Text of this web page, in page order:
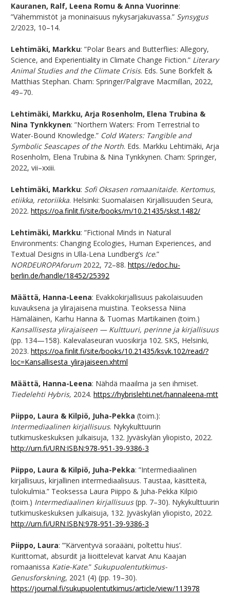
Kauranen, Ralf, Leena Romu & Anna Vuorinne:
”Vähemmistöt ja moninaisuus nykysarjakuvassa.” Synsygus
2/2023, 10–14.
Lehtimäki, Markku: ”Polar Bears and Butterflies: Allegory,
Science, and Experientiality in Climate Change Fiction.” Literary
Animal Studies and the Climate Crisis. Eds. Sune Borkfelt &
Matthias Stephan. Cham: Springer/Palgrave Macmillan, 2022,
49–70.
Lehtimäki, Markku, Arja Rosenholm, Elena Trubina &
Nina Tynkkynen: ”Northern Waters: From Terrestrial to
Water-Bound Knowledge.” Cold Waters: Tangible and
Symbolic Seascapes of the North. Eds. Markku Lehtimäki, Arja
Rosenholm, Elena Trubina & Nina Tynkkynen. Cham: Springer,
2022, vii–xxiii.
Lehtimäki, Markku: Sofi Oksasen romaanitaide. Kertomus,
etiikka, retoriikka. Helsinki: Suomalaisen Kirjallisuuden Seura,
2022. https://oa.finlit.fi/site/books/m/10.21435/skst.1482/
Lehtimäki, Markku: ”Fictional Minds in Natural
Environments: Changing Ecologies, Human Experiences, and
Textual Designs in Ulla-Lena Lundberg’s Ice.”
NORDEUROPAforum 2022, 72–88. https://edoc.hu-
berlin.de/handle/18452/25392
Määttä, Hanna-Leena: Evakkokirjallisuus pakolaisuuden
kuvauksena ja ylirajaisena muistina. Teoksessa Niina
Hämäläinen, Karhu Hanna & Tuomas Martikainen (toim.)
Kansallisesta ylirajaiseen — Kulttuuri, perinne ja kirjallisuus
(pp. 134—158). Kalevalaseuran vuosikirja 102. SKS, Helsinki,
2023. https://oa.finlit.fi/site/books/10.21435/ksvk.102/read/?
loc=Kansallisesta_ylirajaiseen.xhtml
Määttä, Hanna-Leena: Nähdä maailma ja sen ihmiset.
Tiedelehti Hybris, 2024. https://hybrislehti.net/hannaleena-mtt
Piippo, Laura & Kilpiö, Juha-Pekka (toim.):
Intermediaalinen kirjallisuus. Nykykulttuurin
tutkimuskeskuksen julkaisuja, 132. Jyväskylän yliopisto, 2022.
http://urn.fi/URN:ISBN:978-951-39-9386-3
Piippo, Laura & Kilpiö, Juha-Pekka: ”Intermediaalinen
kirjallisuus, kirjallinen intermediaalisuus. Taustaa, käsitteitä,
tulokulmia.” Teoksessa Laura Piippo & Juha-Pekka Kilpiö
(toim.) Intermediaalinen kirjallisuus(pp. 7–30). Nykykulttuurin
tutkimuskeskuksen julkaisuja, 132. Jyväskylän yliopisto, 2022.
http://urn.fi/URN:ISBN:978-951-39-9386-3
Piippo, Laura: ”’Kärventyvä soraääni, poltettu hius’.
Kurittomat, absurdit ja liioittelevat karvat Anu Kaajan
romaanissa Katie-Kate.” Sukupuolentutkimus-
Genusforskning, 2021 (4) (pp. 19–30).
https://journal.fi/sukupuolentutkimus/article/view/113978